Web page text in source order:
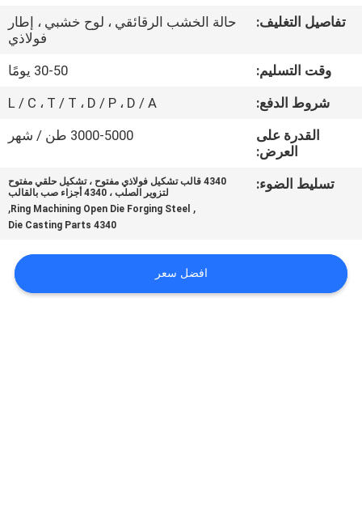
المعمل
مراقبة
الجودة
خريطة
الموقع
POLICY
تفاصيل التغليف:
حالة الخشب الرقائقي ، لوح خشبي ، إطار
فولاذي
وقت التسليم:
30-50 يومًا
شروط الدفع:
L / C ، T / T ، D / P ، D / A
القدرة على
العرض:
3000-5000 طن / شهر
تسليط الضوء:
4340 قالب تشكيل فولاذي مفتوح ، تشكيل حلقي مفتوح
لتزوير الصلب ، 4340 أجزاء صب بالقالب
,
Ring Machining Open Die Forging Steel
,
4340 Die Casting Parts
افضل سعر